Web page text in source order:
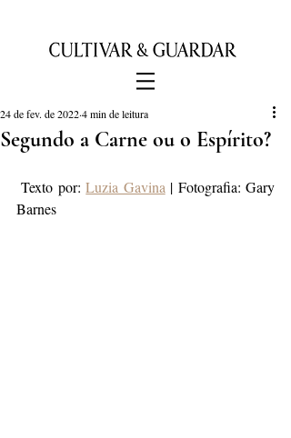
Segundo a Carne ou o Espírito?
24 de fev. de 20224 min de leitura
Texto por: Luzia Gavina | Fotografia: Gary
Barnes